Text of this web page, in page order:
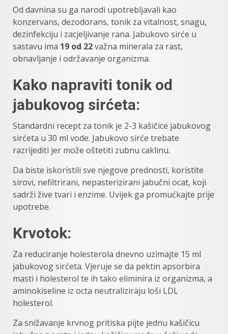
Od davnina su ga narodi upotrebljavali kao
konzervans, dezodorans, tonik za vitalnost, snagu,
dezinfekciju i zacjeljivanje rana. Jabukovo sirće u
sastavu ima 19 od 22važna minerala za rast,
obnavljanje i održavanje organizma.
Kako napraviti tonik od
jabukovog sirćeta:
Standardni recept za tonik je 2-3 kašičice jabukovog
sirćeta u 30 ml vode. Jabukovo sirće trebate
razrijediti jer može oštetiti zubnu caklinu.
Da biste iskoristili sve njegove prednosti, koristite
sirovi, nefiltrirani, nepasterizirani jabučni ocat, koji
sadrži žive tvari i enzime. Uvijek ga promućkajte prije
upotrebe.
Krvotok:
Za reduciranje holesterola dnevno uzimajte 15 ml
jabukovog sirćeta. Vjeruje se da pektin apsorbira
masti i holesterol te ih tako eliminira iz organizma, a
aminokiseline iz octa neutraliziraju loši LDL
holesterol.
Za snižavanje krvnog pritiska pijte jednu kašičicu